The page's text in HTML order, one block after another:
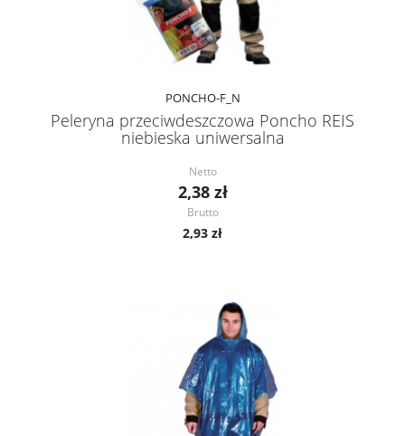
PONCHO-F_N
Peleryna przeciwdeszczowa Poncho REIS
niebieska uniwersalna
Netto
2,38 zł
Brutto
2,93 zł